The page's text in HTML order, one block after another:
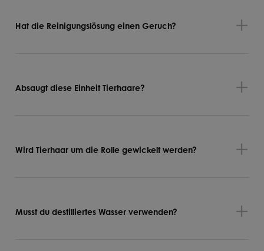
Hat die Reinigungslösung einen Geruch?
Absaugt diese Einheit Tierhaare?
Wird Tierhaar um die Rolle gewickelt werden?
Musst du destilliertes Wasser verwenden?